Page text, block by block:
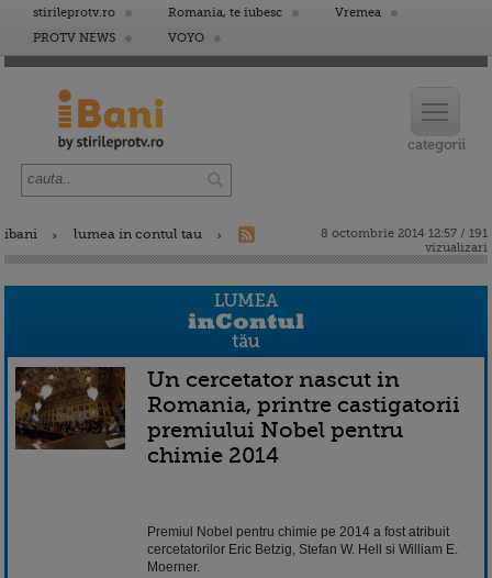
stirileprotv.ro Romania, te iubesc
Vremea
PROTV NEWS
VOYO
ibani lumea in contul tau
8 octombrie 2014 12:57 / 191
vizualizari
Un cercetator nascut in
Romania, printre castigatorii
premiului Nobel pentru
chimie 2014
Premiul Nobel pentru chimie pe 2014 a fost atribuit
cercetatorilor Eric Betzig, Stefan W. Hell si William E.
Moerner.